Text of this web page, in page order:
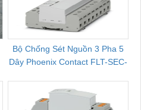
Bộ Chống Sét Nguồn 3 Pha 5
Dây Phoenix Contact FLT-SEC-